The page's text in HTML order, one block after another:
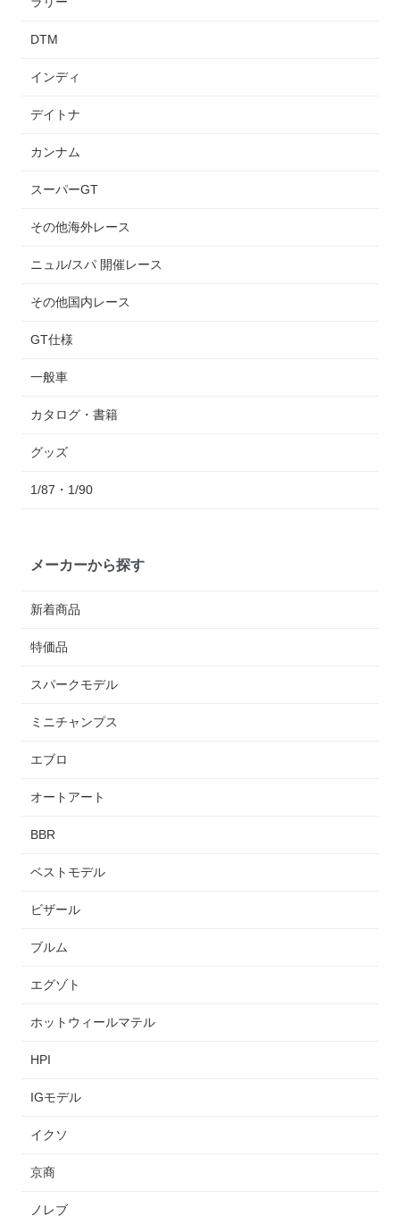
DTM
インディ
デイトナ
カンナム
スーパーGT
その他海外レース
ニュル/スパ 開催レース
その他国内レース
GT仕様
一般車
カタログ・書籍
グッズ
1/87・1/90
メーカーから探す
新着商品
特価品
スパークモデル
ミニチャンプス
エブロ
オートアート
BBR
ベストモデル
ビザール
ブルム
エグゾト
ホットウィールマテル
HPI
IGモデル
イクソ
京商
ノレブ